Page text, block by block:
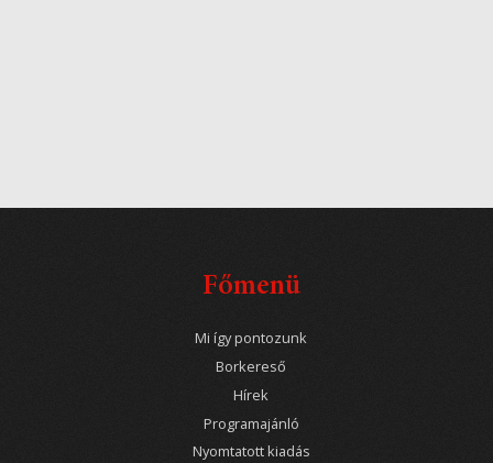
Főmenü
Mi így pontozunk
Borkereső
Hírek
Programajánló
Nyomtatott kiadás